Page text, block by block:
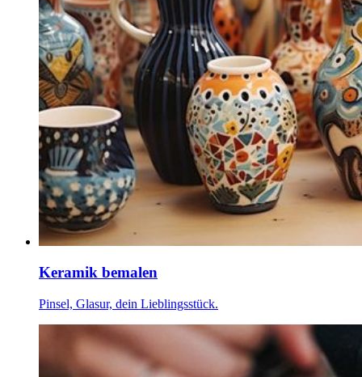
Keramik bemalen
Pinsel, Glasur, dein Lieblingsstück.